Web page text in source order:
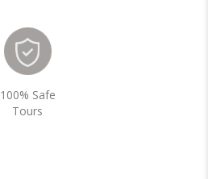
100% Safe
Tours